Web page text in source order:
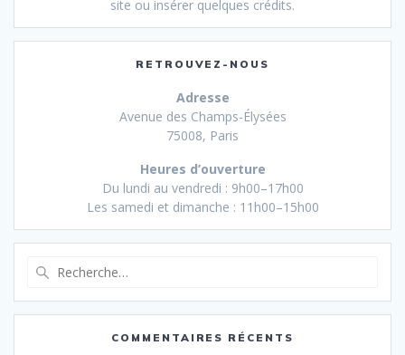
site ou insérer quelques crédits.
RETROUVEZ-NOUS
Adresse
Avenue des Champs-Élysées
75008, Paris
Heures d’ouverture
Du lundi au vendredi : 9h00–17h00
Les samedi et dimanche : 11h00–15h00
:
COMMENTAIRES RÉCENTS